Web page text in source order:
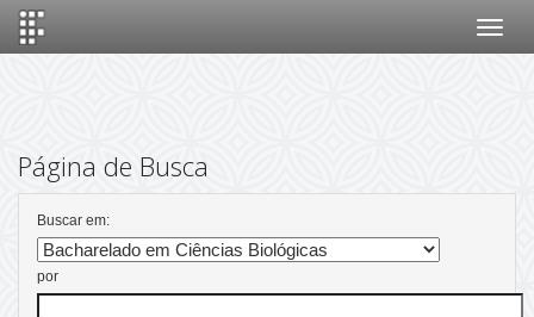
Página de Busca
Buscar em:
por